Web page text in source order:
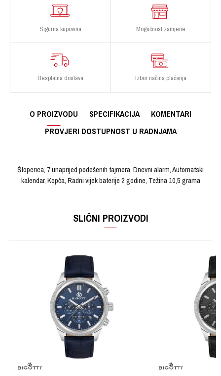
Sigurna kupovina Mogućnost zamjene
Besplatna dostava Izbor načina plaćanja
O PROIZVODU SPECIFIKACIJA
KOMENTARI
PROVJERI DOSTUPNOST U RADNJAMA
Štoperica, 7 unaprijed podešenih tajmera, Dnevni alarm, Automatski
kalendar, Kopča, Radni vijek baterije 2 godine, Težina 10,5 grama
Ručni sat
Materijal sata
Materijal narukvice
SLIČNI PROIZVODI